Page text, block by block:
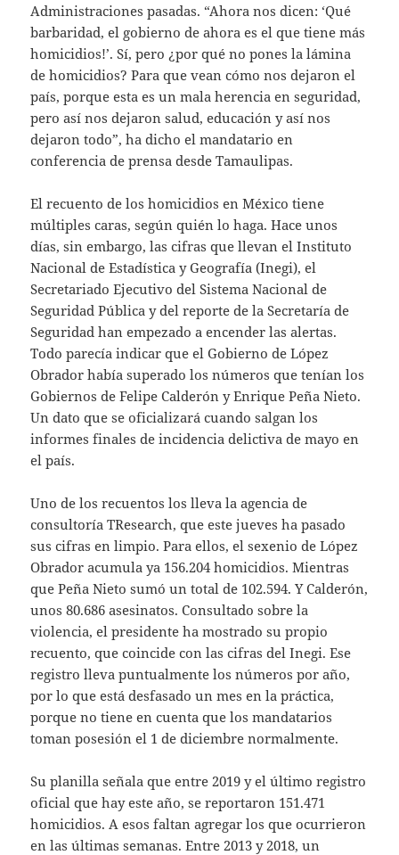
Administraciones pasadas. “Ahora nos dicen: ‘Qué
barbaridad, el gobierno de ahora es el que tiene más
homicidios!’. Sí, pero ¿por qué no pones la lámina
de homicidios? Para que vean cómo nos dejaron el
país, porque esta es un mala herencia en seguridad,
pero así nos dejaron salud, educación y así nos
dejaron todo”, ha dicho el mandatario en
conferencia de prensa desde Tamaulipas.
El recuento de los homicidios en México tiene
múltiples caras, según quién lo haga. Hace unos
días, sin embargo, las cifras que llevan el Instituto
Nacional de Estadística y Geografía (Inegi), el
Secretariado Ejecutivo del Sistema Nacional de
Seguridad Pública y del reporte de la Secretaría de
Seguridad han empezado a encender las alertas.
Todo parecía indicar que el Gobierno de López
Obrador había superado los números que tenían los
Gobiernos de Felipe Calderón y Enrique Peña Nieto.
Un dato que se oficializará cuando salgan los
informes finales de incidencia delictiva de mayo en
el país.
Uno de los recuentos los lleva la agencia de
consultoría TResearch, que este jueves ha pasado
sus cifras en limpio. Para ellos, el sexenio de López
Obrador acumula ya 156.204 homicidios. Mientras
que Peña Nieto sumó un total de 102.594. Y Calderón,
unos 80.686 asesinatos. Consultado sobre la
violencia, el presidente ha mostrado su propio
recuento, que coincide con las cifras del Inegi. Ese
registro lleva puntualmente los números por año,
por lo que está desfasado un mes en la práctica,
porque no tiene en cuenta que los mandatarios
toman posesión el 1 de diciembre normalmente.
Su planilla señala que entre 2019 y el último registro
oficial que hay este año, se reportaron 151.471
homicidios. A esos faltan agregar los que ocurrieron
en las últimas semanas. Entre 2013 y 2018, un